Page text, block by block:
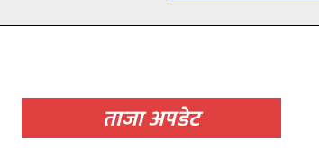
ताजा अपडेट